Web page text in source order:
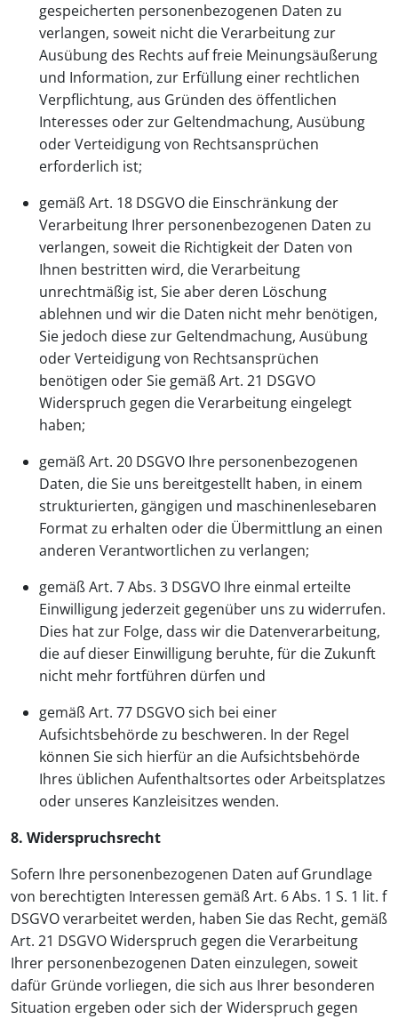
gespeicherten personenbezogenen Daten zu
verlangen, soweit nicht die Verarbeitung zur
Ausübung des Rechts auf freie Meinungsäußerung
und Information, zur Erfüllung einer rechtlichen
Verpflichtung, aus Gründen des öffentlichen
Interesses oder zur Geltendmachung, Ausübung
oder Verteidigung von Rechtsansprüchen
erforderlich ist;
gemäß Art. 18 DSGVO die Einschränkung der
Verarbeitung Ihrer personenbezogenen Daten zu
verlangen, soweit die Richtigkeit der Daten von
Ihnen bestritten wird, die Verarbeitung
unrechtmäßig ist, Sie aber deren Löschung
ablehnen und wir die Daten nicht mehr benötigen,
Sie jedoch diese zur Geltendmachung, Ausübung
oder Verteidigung von Rechtsansprüchen
benötigen oder Sie gemäß Art. 21 DSGVO
Widerspruch gegen die Verarbeitung eingelegt
haben;
gemäß Art. 20 DSGVO Ihre personenbezogenen
Daten, die Sie uns bereitgestellt haben, in einem
strukturierten, gängigen und maschinenlesebaren
Format zu erhalten oder die Übermittlung an einen
anderen Verantwortlichen zu verlangen;
gemäß Art. 7 Abs. 3 DSGVO Ihre einmal erteilte
Einwilligung jederzeit gegenüber uns zu widerrufen.
Dies hat zur Folge, dass wir die Datenverarbeitung,
die auf dieser Einwilligung beruhte, für die Zukunft
nicht mehr fortführen dürfen und
gemäß Art. 77 DSGVO sich bei einer
Aufsichtsbehörde zu beschweren. In der Regel
können Sie sich hierfür an die Aufsichtsbehörde
Ihres üblichen Aufenthaltsortes oder Arbeitsplatzes
oder unseres Kanzleisitzes wenden.
8. Widerspruchsrecht
Sofern Ihre personenbezogenen Daten auf Grundlage
von berechtigten Interessen gemäß Art. 6 Abs. 1 S. 1 lit. f
DSGVO verarbeitet werden, haben Sie das Recht, gemäß
Art. 21 DSGVO Widerspruch gegen die Verarbeitung
Ihrer personenbezogenen Daten einzulegen, soweit
dafür Gründe vorliegen, die sich aus Ihrer besonderen
Situation ergeben oder sich der Widerspruch gegen